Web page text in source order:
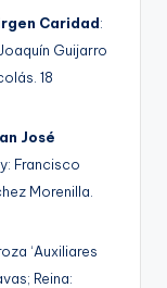
Caridad:
Guijarro
18
José
Francisco
Morenilla.
‘Auxiliares
Reina: